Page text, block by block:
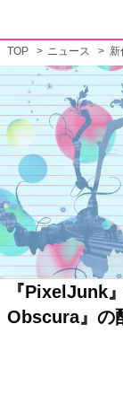
TOP ニュース 新
『PixelJunk
Obscura』の